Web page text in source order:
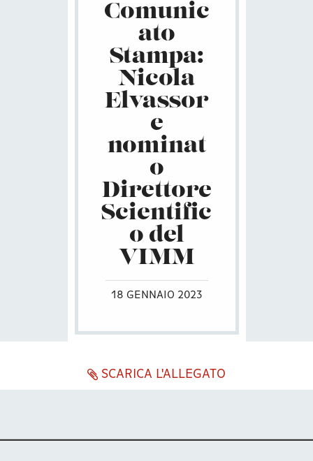
Comunic
ato
Stampa:
Nicola
Elvassor
e
nominat
o
Direttore
Scientific
o del
VIMM
18 GENNAIO 2023
SCARICA L'ALLEGATO